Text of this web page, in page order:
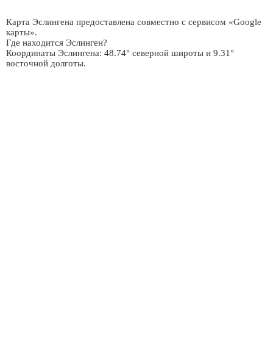
Карта Эслингена предоставлена совместно с сервисом «Google
карты».
Где находится Эслинген?
Координаты Эслингена: 48.74° северной широты и 9.31°
восточной долготы.